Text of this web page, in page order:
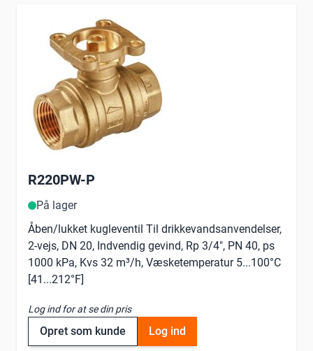
R220PW-P
På lager
Åben/lukket kugleventil Til drikkevandsanvendelser,
2-vejs, DN 20, Indvendig gevind, Rp 3/4", PN 40, ps
1000 kPa, Kvs 32 m³/h, Væsketemperatur 5...100°C
[41...212°F]
Log ind for at se din pris
Opret som kunde Log ind